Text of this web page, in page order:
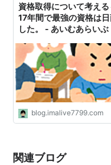
資格取得について考え
17年間で最強の資格は
した。 - あいむあらいぶ
blog.imalive7799.com
関連ブログ